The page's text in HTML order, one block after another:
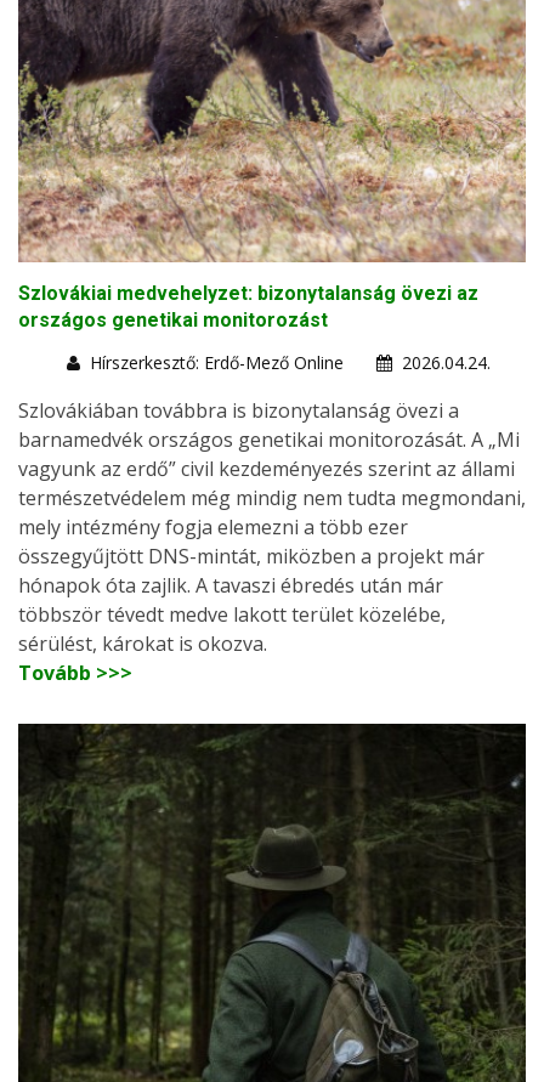
Szlovákiai medvehelyzet: bizonytalanság övezi az
országos genetikai monitorozást
Hírszerkesztő: Erdő-Mező Online
2026.04.24.
Szlovákiában továbbra is bizonytalanság övezi a
barnamedvék országos genetikai monitorozását. A „Mi
vagyunk az erdő” civil kezdeményezés szerint az állami
természetvédelem még mindig nem tudta megmondani,
mely intézmény fogja elemezni a több ezer
összegyűjtött DNS-mintát, miközben a projekt már
hónapok óta zajlik. A tavaszi ébredés után már
többször tévedt medve lakott terület közelébe,
sérülést, károkat is okozva.
Tovább >>>